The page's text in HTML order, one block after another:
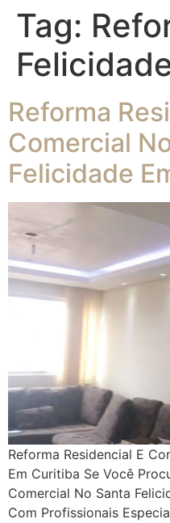
Tag:
Reforma
Comercial
Felicidade
Reforma Residencial E
Em Curitiba Se Você
Comercial No Santa
Com Profissionais